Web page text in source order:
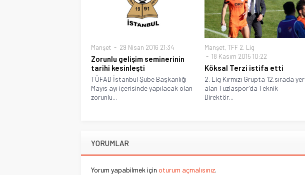
Manşet 29 Nisan 2016 21:34
Zorunlu gelişim seminerinin
tarihi kesinleşti
TÜFAD İstanbul Şube Başkanlığı
Mayıs ayı içerisinde yapılacak olan
zorunlu...
Manşet, TFF 2. Lig
18 Kasım 2015 10:22
Köksal Terzi istifa etti
2. Lig Kırmızı Grupta 12.sırada yer
alan Tuzlaspor’da Teknik
Direktör...
YORUMLAR
Yorum yapabilmek için oturum açmalısınız.